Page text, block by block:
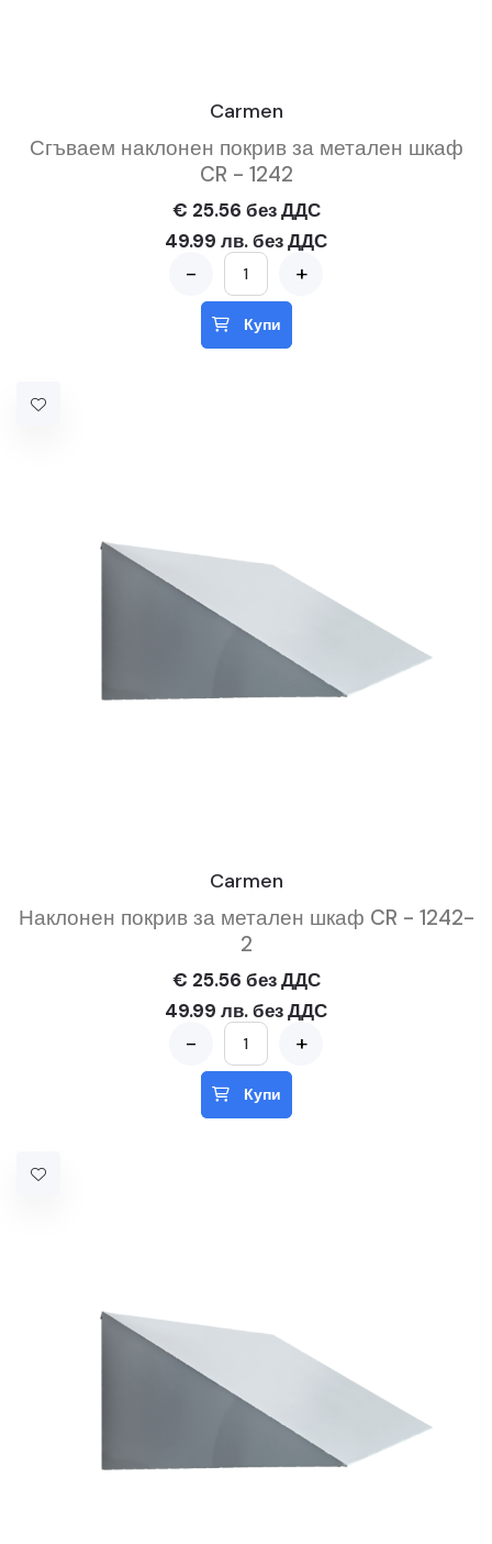
Carmen
Сгъваем наклонен покрив за метален шкаф
CR - 1242
€ 25.56 без ДДС
49.99 лв. без ДДС
- +
Купи
Carmen
Наклонен покрив за метален шкаф CR - 1242-
2
€ 25.56 без ДДС
49.99 лв. без ДДС
- +
Купи